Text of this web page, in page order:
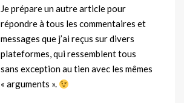
Je prépare un autre article pour
répondre à tous les commentaires et
messages que j’ai reçus sur divers
plateformes, qui ressemblent tous
sans exception au tien avec les mêmes
« arguments ».